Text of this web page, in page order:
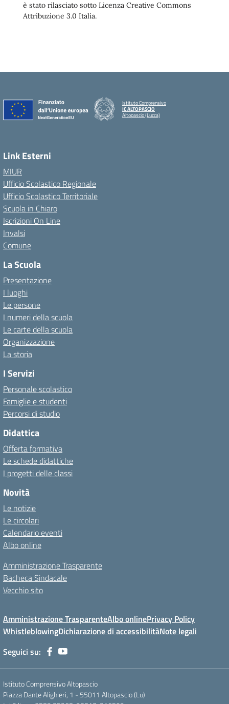
è stato rilasciato sotto Licenza Creative Commons
Attribuzione 3.0 Italia.
Istituto Comprensivo
IC ALTOPASCIO
Altopascio (Lucca)
Link Esterni
MIUR
Ufficio Scolastico Regionale
Ufficio Scolastico Territoriale
Scuola in Chiaro
Iscrizioni On Line
Invalsi
Comune
La Scuola
Presentazione
I luoghi
Le persone
I numeri della scuola
Le carte della scuola
Organizzazione
La storia
I Servizi
Personale scolastico
Famiglie e studenti
Percorsi di studio
Didattica
Offerta formativa
Le schede didattiche
I progetti delle classi
Novità
Le notizie
Le circolari
Calendario eventi
Albo online
Amministrazione Trasparente
Bacheca Sindacale
Vecchio sito
Amministrazione TrasparenteAlbo onlinePrivacy Policy
WhistleblowingDichiarazione di accessibilitàNote legali
Seguici su:
Istituto Comprensivo Altopascio
Piazza Dante Alighieri, 1 - 55011 Altopascio (Lu)